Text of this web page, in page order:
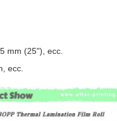
mm (25"), ecc.
ecc.